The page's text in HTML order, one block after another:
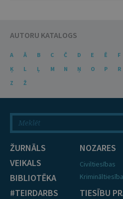
AUTORU KATALOGS
A Ā B C Č D E Ē F
Ķ
L Ļ M N Ņ O P R
Z
Ž
ŽURNĀLS
VEIKALS
BIBLIOTĒKA
#TEIRDARBS
NOZARES
Civiltiesības
TIESĪBU